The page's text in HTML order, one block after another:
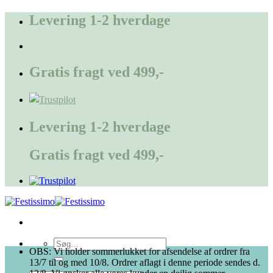
FortsætLevering 1-2 hverdage
Gratis fragt ved 499,-
Levering 1-2 hverdage
Gratis fragt ved 499,-
Søg
efter:
OBS: Vi holder sommerlukket for afsendelse af ordrer fra
13/7 til og med 10/8. Ordrer aflagt i denne periode sendes d.